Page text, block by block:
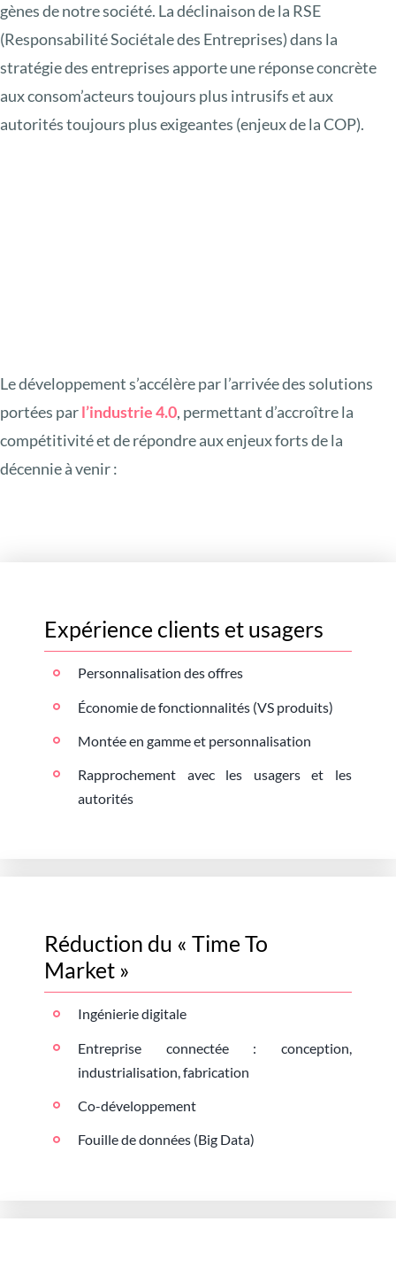
gènes de notre société. La déclinaison de la RSE
(Responsabilité Sociétale des Entreprises) dans la
stratégie des entreprises apporte une réponse concrète
aux consom’acteurs toujours plus intrusifs et aux
autorités toujours plus exigeantes (enjeux de la COP).
Le développement s’accélère par l’arrivée des solutions
portées parl’industrie 4.0, permettant d’accroître la
compétitivité et de répondre aux enjeux forts de la
décennie à venir :
Expérience clients et usagers
Personnalisation des offres
Économie de fonctionnalités (VS produits)
Montée en gamme et personnalisation
Rapprochement avec les usagers et les
autorités
Réduction du « Time To
Market »
Ingénierie digitale
Entreprise connectée : conception,
industrialisation, fabrication
Co-développement
Fouille de données (Big Data)